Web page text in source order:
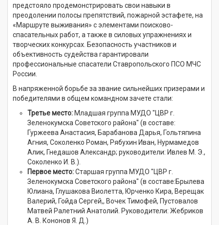
предстояло продемонстрировать свои навыки в
преодолении полосы препятствий, пожарной эстафете, на
«Маршруте выживания» с элементами поисково-
спасательных работ, а также в силовых упражнениях и
творческих конкурсах. Безопасность участников и
объективность судейства гарантировали
профессиональные спасатели Ставропольского ПСО МЧС
России.
В напряженной борьбе за звание сильнейших призерами и
победителями в общем командном зачете стали:
Третье место: Младшая группа МУДО "ЦВР г.
Зеленокумска Советского района" (в составе:
Гуржеева Анастасия, Барабанова Дарья, Гольтяпина
Агния, Соколенко Роман, Рябухин Иван, Нурмамедов
Алик, Гнедашов Александр; руководители: Ивлев М. Э.,
Соколенко И. В.).
Первое место:Старшая группа МУДО "ЦВР г.
Зеленокумска Советского района" (в составе:Брылева
Юлиана, Глушакова Виолетта, Юрченко Кира, Верещак
Валерий, Гойда Сергей,, Вочек Тимофей, Пустовалов
Матвей Ралетний Анатолий. Руководители: Жебриков
А. В. Кононов Я. Д.)